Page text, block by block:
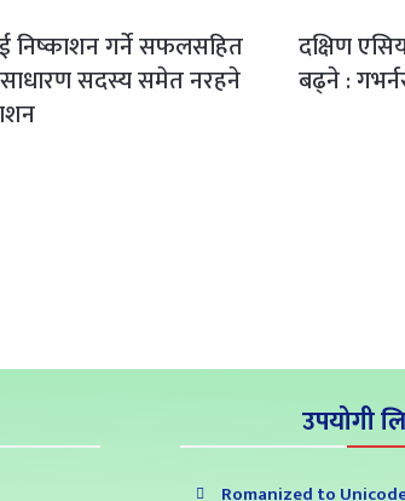
निष्काशन गर्ने सफलसहित
सदस्य समेत नरहने
दक्षिण
बढ्ने :
उपयोगी
Romanized to